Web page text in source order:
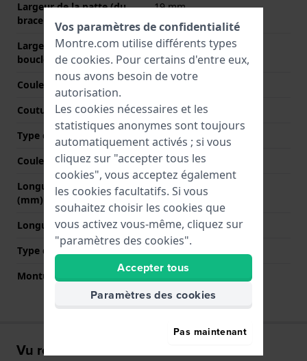
Largeur de la patte (du
bracelet)
19 mm
Largeur de bande à la
boucle
18 mm
Couleur du bracelet
Rouge
Coutures de couleur
Rouge
Type de fermoir
Boucle
Couleur de fermoir
Argent
Longueur bande à 12h
(mm)
75 mm
Longueur bande à 6h (mm) 115 mm
Type de montage
Monture droite
Oui
Vu récemment
Vos paramètres de confidentialité
Montre.com utilise différents types
de cookies. Pour certains d'entre eux,
nous avons besoin de votre
autorisation.
Les cookies nécessaires et les
statistiques anonymes sont toujours
automatiquement activés ; si vous
cliquez sur "accepter tous les
cookies", vous acceptez également
les cookies facultatifs. Si vous
souhaitez choisir les cookies que
vous activez vous-même, cliquez sur
"paramètres des cookies".
Accepter tous
Paramètres des cookies
Pas maintenant